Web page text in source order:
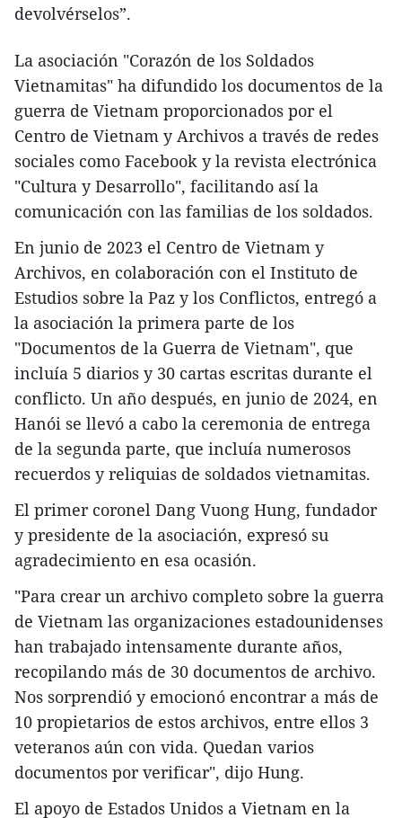
devolvérselos”.
La asociación "Corazón de los Soldados
Vietnamitas" ha difundido los documentos de la
guerra de Vietnam proporcionados por el
Centro de Vietnam y Archivos a través de redes
sociales como Facebook y la revista electrónica
"Cultura y Desarrollo", facilitando así la
comunicación con las familias de los soldados.
En junio de 2023 el Centro de Vietnam y
Archivos, en colaboración con el Instituto de
Estudios sobre la Paz y los Conflictos, entregó a
la asociación la primera parte de los
"Documentos de la Guerra de Vietnam", que
incluía 5 diarios y 30 cartas escritas durante el
conflicto. Un año después, en junio de 2024, en
Hanói se llevó a cabo la ceremonia de entrega
de la segunda parte, que incluía numerosos
recuerdos y reliquias de soldados vietnamitas.
El primer coronel Dang Vuong Hung, fundador
y presidente de la asociación, expresó su
agradecimiento en esa ocasión.
"Para crear un archivo completo sobre la guerra
de Vietnam las organizaciones estadounidenses
han trabajado intensamente durante años,
recopilando más de 30 documentos de archivo.
Nos sorprendió y emocionó encontrar a más de
10 propietarios de estos archivos, entre ellos 3
veteranos aún con vida. Quedan varios
documentos por verificar", dijo Hung.
El apoyo de Estados Unidos a Vietnam en la